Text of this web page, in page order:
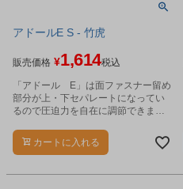
アドールE S - 竹虎
販売価格 ¥1,614税込
「アドール E」は面ファスナー留め
部分が上・下セパレートになってい
るので圧迫力を自在に調節できま
カートに入れる